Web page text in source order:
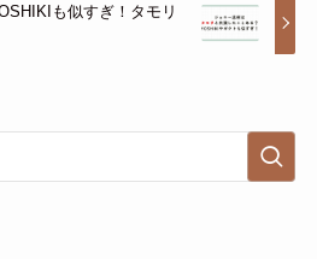
も似すぎ！タモリ